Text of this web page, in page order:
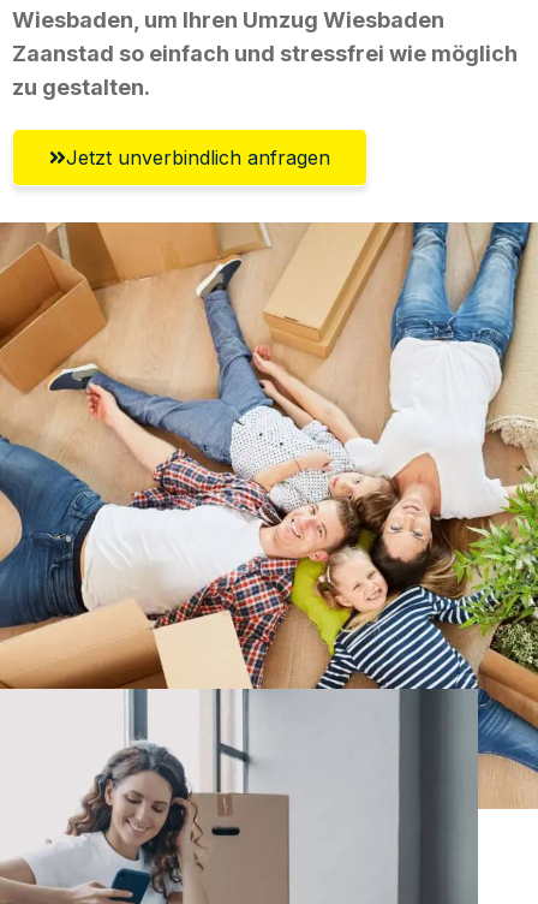
Wiesbaden, um Ihren Umzug Wiesbaden
Zaanstad so einfach und stressfrei wie möglich
zu gestalten.
Jetzt unverbindlich anfragen